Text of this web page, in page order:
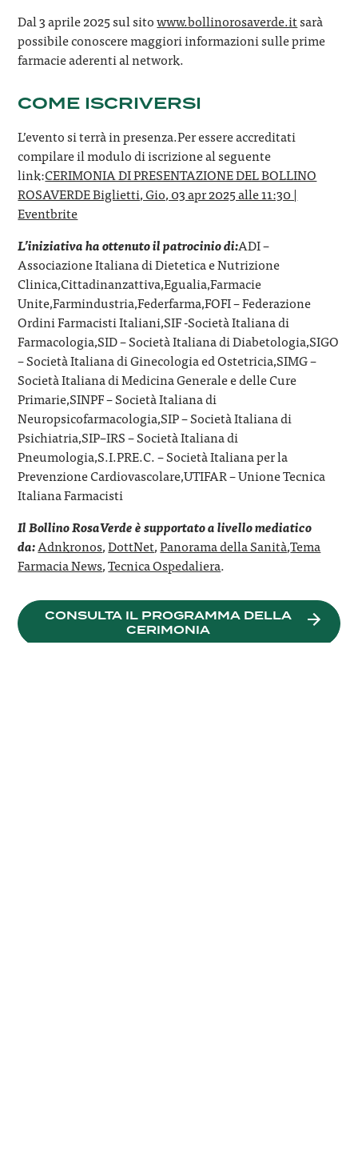
Dal 3 aprile 2025 sul sitowww.bollinorosaverde.itsarà
possibile conoscere maggiori informazioni sulle prime
farmacie aderenti al network.
COME ISCRIVERSI
L’evento si terrà in presenza.Per essere accreditati
compilare il modulo di iscrizione al seguente
link:CERIMONIA DI PRESENTAZIONE DEL BOLLINO
ROSAVERDE Biglietti, Gio, 03 apr 2025 alle 11:30 |
Eventbrite
L’iniziativa ha ottenuto il patrocinio di:ADI –
Associazione Italiana di Dietetica e Nutrizione
Clinica,Cittadinanzattiva,Egualia,Farmacie
Unite,Farmindustria,Federfarma,FOFI – Federazione
Ordini Farmacisti Italiani,SIF -Società Italiana di
Farmacologia,SID – Società Italiana di Diabetologia,SIGO
– Società Italiana di Ginecologia ed Ostetricia,SIMG –
Società Italiana di Medicina Generale e delle Cure
Primarie,SINPF – Società Italiana di
Neuropsicofarmacologia,SIP – Società Italiana di
Psichiatria,SIP–IRS – Società Italiana di
Pneumologia,S.I.PRE.C. – Società Italiana per la
Prevenzione Cardiovascolare,UTIFAR – Unione Tecnica
Italiana Farmacisti
Il Bollino RosaVerde è supportato a livello mediatico
da:Adnkronos,DottNet,Panorama della Sanità,Tema
Farmacia News,Tecnica Ospedaliera.
CONSULTA IL PROGRAMMA DELLA
CERIMONIASI
APRE